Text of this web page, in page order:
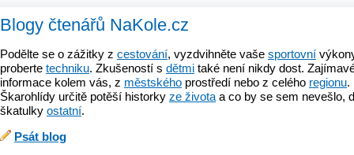
Blogy čtenářů NaKole.cz
Podělte se o zážitky z cestování, vyzdvihněte vaše sportovní
proberte techniku. Zkušeností s dětmi také není nikdy dost.
informace kolem vás, z městského prostředí nebo z celého regionu.
Škarohlídy určitě potěší historky ze života a co by se sem nevešlo,
škatulky ostatní.
Psát blog